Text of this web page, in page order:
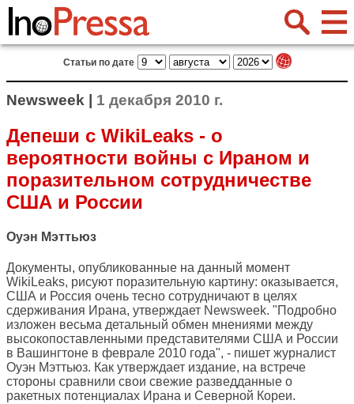
Статьи по дате
Newsweek | 1 декабря 2010 г.
Депеши с WikiLeaks - о
вероятности войны с Ираном и
поразительном сотрудничестве
США и России
Оуэн Мэттьюз
Документы, опубликованные на данный момент
WikiLeaks, рисуют поразительную картину: оказывается,
США и Россия очень тесно сотрудничают в целях
сдерживания Ирана, утверждает Newsweek. "Подробно
изложен весьма детальный обмен мнениями между
высокопоставленными представителями США и России
в Вашингтоне в феврале 2010 года", - пишет журналист
Оуэн Мэттьюз. Как утверждает издание, на встрече
стороны сравнили свои свежие разведданные о
ракетных потенциалах Ирана и Северной Кореи.